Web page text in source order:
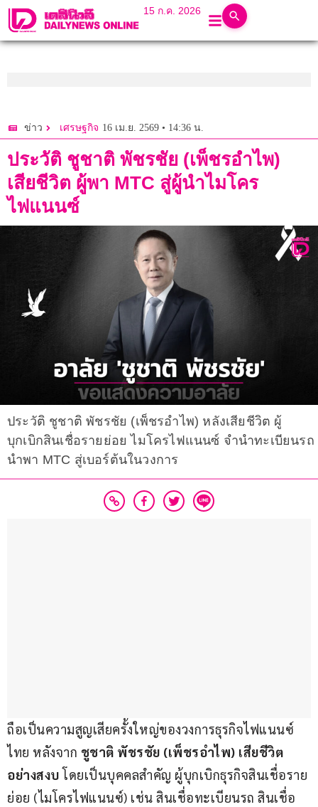
15 ก.ค. 2026
ข่าว เศรษฐกิจ 16 เม.ย. 2569 • 14:36 น.
ประวัติ ชูชาติ พัชรชัย (เพ็ชรอำไพ)
เสียชีวิต ผู้พา MTC สู่ผู้นำไมโคร
ไฟแนนซ์
ประวัติ ชูชาติ พัชรชัย (เพ็ชรอำไพ) หลังเสียชีวิต ผู้
บุกเบิกสินเชื่อรายย่อย ไมโครไฟแนนซ์ จำนำทะเบียนรถ
นำพา MTC สู่เบอร์ต้นในวงการ
ถือเป็นความสูญเสียครั้งใหญ่ของวงการธุรกิจไฟแนนซ์
ไทย หลังจาก ชูชาติ พัชรชัย (เพ็ชรอำไพ) เสียชีวิต
อย่างสงบ โดยเป็นบุคคลสำคัญ ผู้บุกเบิกธุรกิจสินเชื่อราย
ย่อย (ไมโครไฟแนนซ์) เช่น สินเชื่อทะเบียนรถ สินเชื่อ